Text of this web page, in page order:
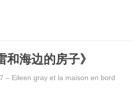
和海边的房子》
Eileen gray et la maison en bord